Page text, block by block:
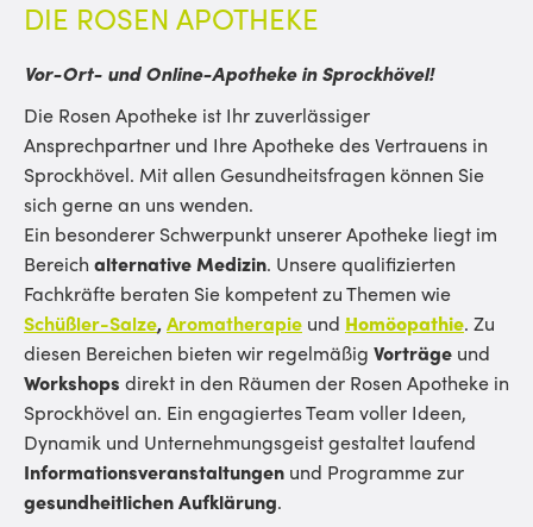
DIE ROSEN APOTHEKE
Vor-Ort- und Online-Apotheke in Sprockhövel!
Die Rosen Apotheke ist Ihr zuverlässiger
Ansprechpartner und Ihre Apotheke des Vertrauens in
Sprockhövel. Mit allen Gesundheitsfragen können Sie
sich gerne an uns wenden.
Ein besonderer Schwerpunkt unserer Apotheke liegt im
Bereich alternative Medizin. Unsere qualifizierten
Fachkräfte beraten Sie kompetent zu Themen wie
Schüßler-Salze,Aromatherapie und Homöopathie. Zu
diesen Bereichen bieten wir regelmäßig Vorträge und
Workshops direkt in den Räumen der Rosen Apotheke in
Sprockhövel an. Ein engagiertes Team voller Ideen,
Dynamik und Unternehmungsgeist gestaltet laufend
Informationsveranstaltungen und Programme zur
gesundheitlichen Aufklärung.